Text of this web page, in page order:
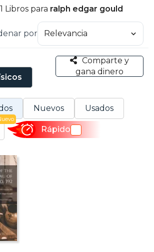
Libros para ralph edgar gould
por
Comparte y
gana dinero
Nuevos Usados
Rápido